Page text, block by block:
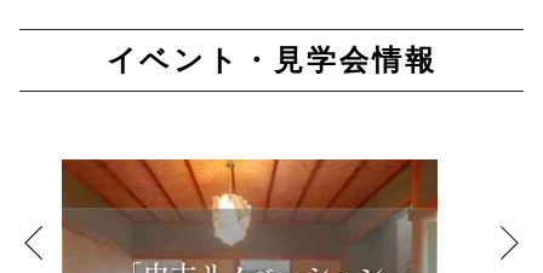
イベント・見学会情報